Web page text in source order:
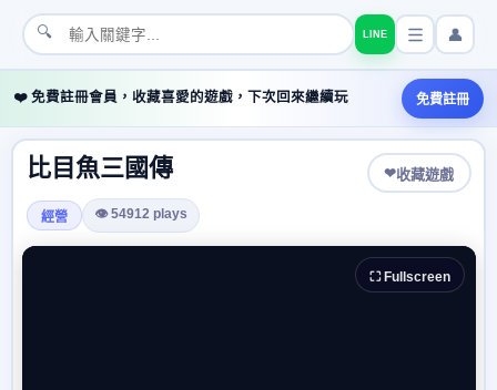
🔍 LINE 👤
❤️ 免費註冊會員，收藏喜愛的遊戲，下次回來繼續玩 免費註冊
比目魚三國傳 ❤收藏遊戲
經營 👁 54912 plays
⛶ Fullscreen